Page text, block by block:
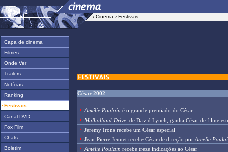
› Cinema › Festivais
Capa de cinema
Filmes
Onde Ver
Trailers
Notícias
Ranking
Festivais
Canal DVD
Fox Film
Chats
Boletim
César 2002
Amélie Poulain é o grande premiado do César
Mulholland Drive , de David Lynch, ganha César de filme
Jeremy Irons recebe um César especial
Jean-Pierre Jeunet recebe César de direção por Amelie
Amélie Poulain recebe treze indicações ao César